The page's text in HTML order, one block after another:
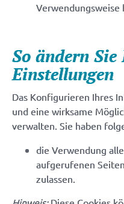
So ändern
Einstellungen
Das Konfigurieren Ihres
und eine wirksame
verwalten. Sie haben
die Verwendung
aufgerufenen
zulassen.